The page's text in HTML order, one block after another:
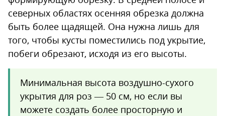
северных областях осенняя обрезка должна
быть более щадящей. Она нужна лишь для
того, чтобы кусты поместились под укрытие,
побеги обрезают, исходя из его высоты.
Минимальная высота воздушно-сухого
укрытия для роз — 50 см, но если вы
можете создать более просторную и